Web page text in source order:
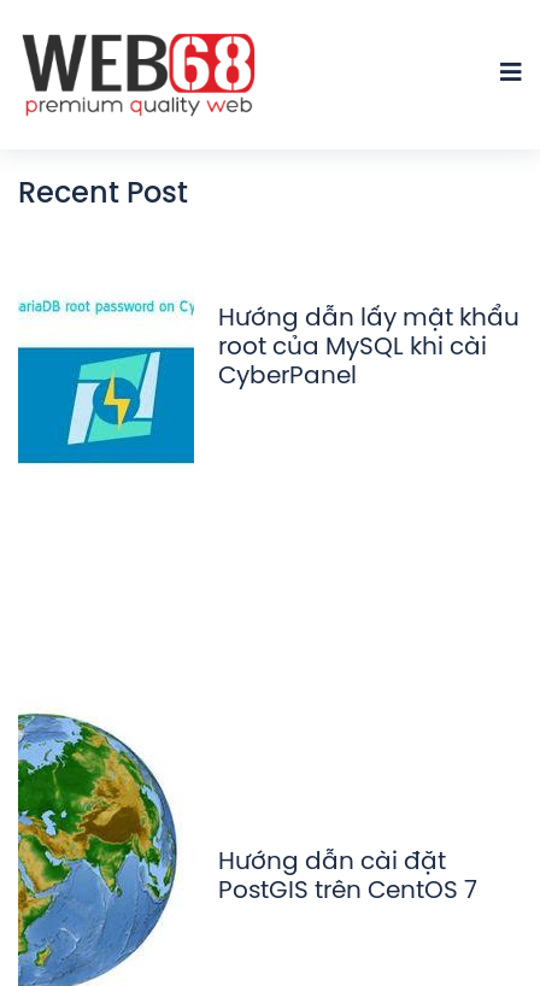
Recent Post
Hướng dẫn lấy mật khẩu
root của MySQL khi cài
CyberPanel
Hướng dẫn cài đặt
PostGIS trên CentOS 7